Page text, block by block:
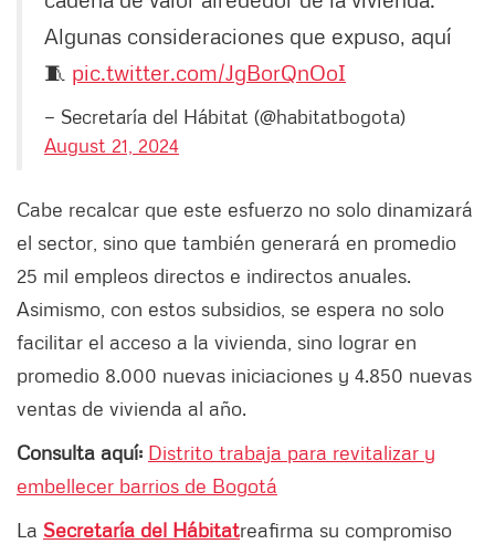
Algunas consideraciones que expuso, aquí
🧵 pic.twitter.com/JgBorQnOoI
— Secretaría del Hábitat (@habitatbogota)
August 21, 2024
Cabe recalcar que este esfuerzo no solo dinamizará
el sector, sino que también generará en promedio
25 mil empleos directos e indirectos anuales.
Asimismo, con estos subsidios, se espera no solo
facilitar el acceso a la vivienda, sino lograr en
promedio 8.000 nuevas iniciaciones y 4.850 nuevas
ventas de vivienda al año.
Consulta aquí: Distrito trabaja para revitalizar y
embellecer barrios de Bogotá
La Secretaría del Hábitatreafirma su compromiso